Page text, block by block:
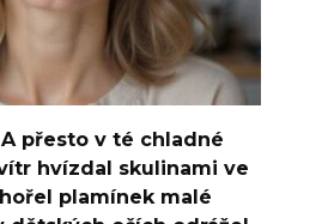
přesto v té chladné
hvízdal skulinami ve
plamínek malé